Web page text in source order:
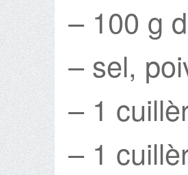
– 100 g
– sel,
– 1
– 1